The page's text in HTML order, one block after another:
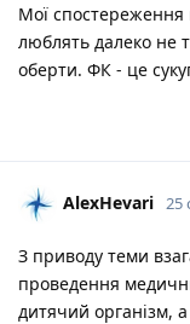
Мої
люблять далеко не
оберти. ФК - це
AlexHevari 25
З приводу теми
проведення
дитячий організм,